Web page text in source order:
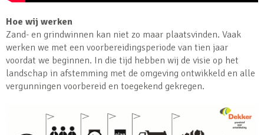
Hoe wij werken
Zand- en grindwinnen kan niet zo maar plaatsvinden. Vaak
werken we met een voorbereidingsperiode van tien jaar
voordat we beginnen. In die tijd hebben wij de visie op het
landschap in afstemming met de omgeving ontwikkeld en alle
vergunningen voorbereid en toegekend gekregen.